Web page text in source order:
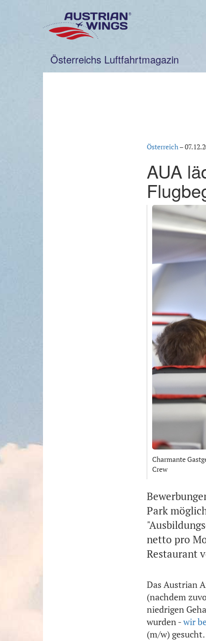
Österreichs Luftfahrtmagazin
Österreich–
AUA
Charmante
Crew
Park
netto pro
Restaurant
Das Austrian
(nachdem
niedrigen
wurden -wir
(m/w) gesucht.